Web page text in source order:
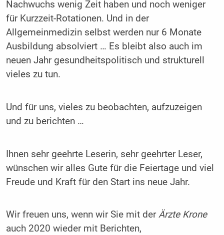
Nachwuchs wenig Zeit haben und noch weniger
für Kurzzeit-Rotationen. Und in der
Allgemeinmedizin selbst werden nur 6 Monate
Ausbildung absolviert … Es bleibt also auch im
neuen Jahr gesundheitspolitisch und strukturell
vieles zu tun.
Und für uns, vieles zu beobachten, aufzuzeigen
und zu berichten …
Ihnen sehr geehrte Leserin, sehr geehrter Leser,
wünschen wir alles Gute für die Feiertage und viel
Freude und Kraft für den Start ins neue Jahr.
Wir freuen uns, wenn wir Sie mit derÄrzte Krone
auch 2020 wieder mit Berichten,